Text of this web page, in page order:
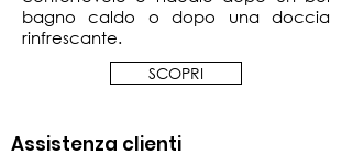
bagno caldo o dopo una doccia
rinfrescante.
SCOPRI
Assistenza clienti